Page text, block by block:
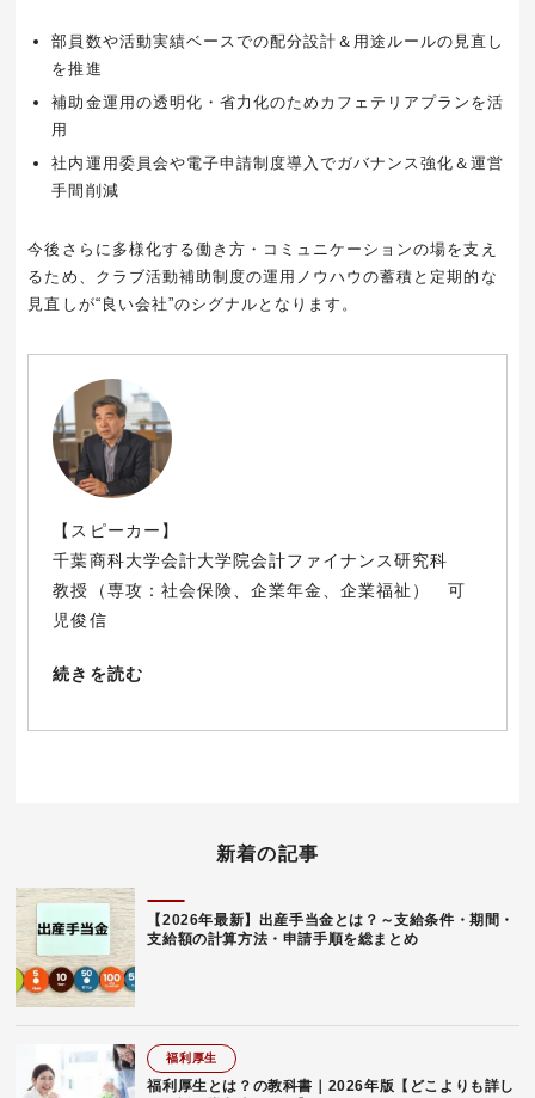
部員数や活動実績ベースでの配分設計＆用途ルールの見直し
を推進
補助金運用の透明化・省力化のためカフェテリアプランを活
用
社内運用委員会や電子申請制度導入でガバナンス強化＆運営
手間削減
今後さらに多様化する働き方・コミュニケーションの場を支え
るため、クラブ活動補助制度の運用ノウハウの蓄積と定期的な
見直しが“良い会社”のシグナルとなります。
【スピーカー】
千葉商科大学会計大学院会計ファイナンス研究科
教授（専攻：社会保険、企業年金、企業福祉） 可
児俊信
続きを読む
新着の記事
【2026年最新】出産手当金とは？～支給条件・期間・
支給額の計算方法・申請手順を総まとめ
福利厚生
福利厚生とは？の教科書｜2026年版【どこよりも詳し